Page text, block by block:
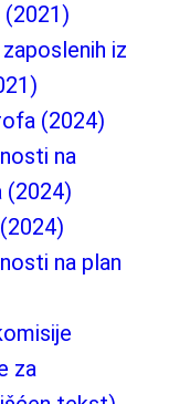
iz
(2024)
na
(2024)
na plan
za